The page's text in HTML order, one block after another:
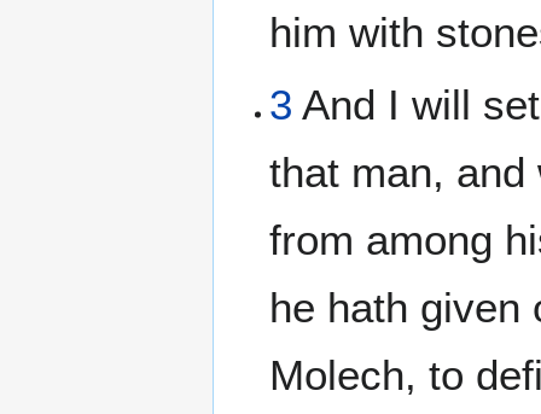
him with
3 And I will
that man,
from among
he hath given
Molech, to